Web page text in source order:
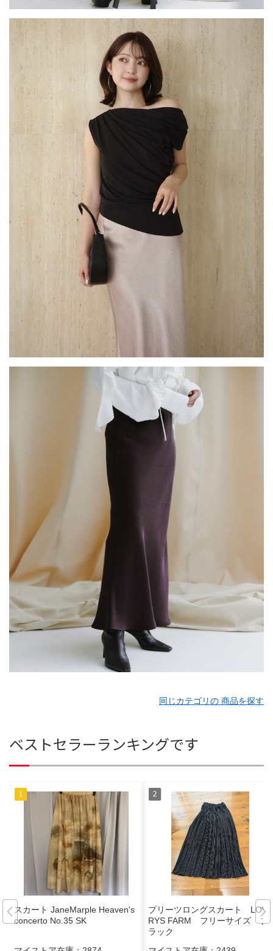
同じカテゴリの 商品を探す
ベストセラーランキングです
スカート JaneMarple Heaven's
concerto No.35 SK
プリーツロングスカート LOW
RYS FARM フリーサイズ ブ
ラック